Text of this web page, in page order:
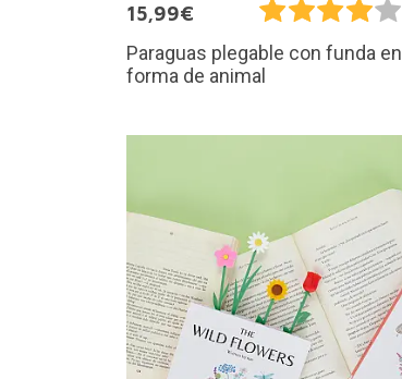
15,99€
Paraguas plegable con funda en
forma de animal